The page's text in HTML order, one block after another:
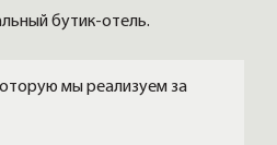
бутик-отель.
мы реализуем за